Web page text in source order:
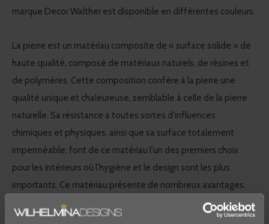
marque Decor Walther est disponible en différentes couleurs.
La pierre est un matériau composite de « surface solide » de
haute qualité, composé de matériaux naturels, de résines et
de polymères. Cette composition confère à la pierre une
qualité unique et chaleureuse, semblable à celle de la pierre
naturelle. Sa résistance à toutes sortes d'influences
chimiques et physiques, ainsi que sa surface totalement
imperméable, font de ce matériau l'un des premiers choix
pour les intérieurs où l'hygiène et le design sont les plus
importants. Ce matériau présente de nombreux avantages.